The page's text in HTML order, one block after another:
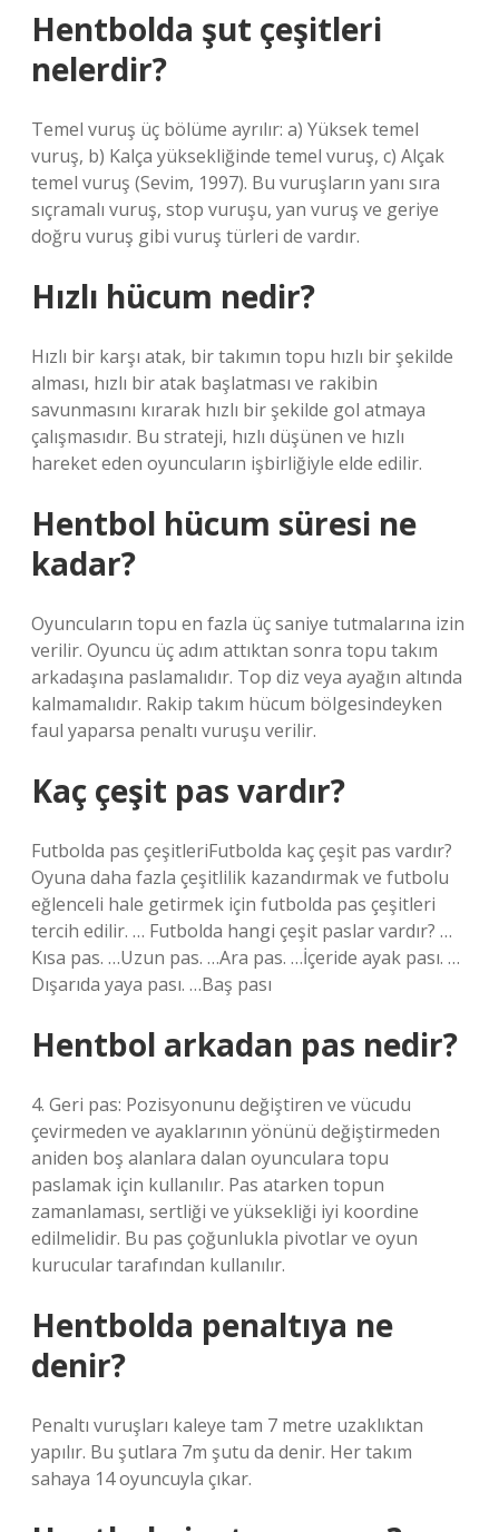
Hentbolda şut çeşitleri
nelerdir?
Temel vuruş üç bölüme ayrılır: a) Yüksek temel
vuruş, b) Kalça yüksekliğinde temel vuruş, c) Alçak
temel vuruş (Sevim, 1997). Bu vuruşların yanı sıra
sıçramalı vuruş, stop vuruşu, yan vuruş ve geriye
doğru vuruş gibi vuruş türleri de vardır.
Hızlı hücum nedir?
Hızlı bir karşı atak, bir takımın topu hızlı bir şekilde
alması, hızlı bir atak başlatması ve rakibin
savunmasını kırarak hızlı bir şekilde gol atmaya
çalışmasıdır. Bu strateji, hızlı düşünen ve hızlı
hareket eden oyuncuların işbirliğiyle elde edilir.
Hentbol hücum süresi ne
kadar?
Oyuncuların topu en fazla üç saniye tutmalarına izin
verilir. Oyuncu üç adım attıktan sonra topu takım
arkadaşına paslamalıdır. Top diz veya ayağın altında
kalmamalıdır. Rakip takım hücum bölgesindeyken
faul yaparsa penaltı vuruşu verilir.
Kaç çeşit pas vardır?
Futbolda pas çeşitleriFutbolda kaç çeşit pas vardır?
Oyuna daha fazla çeşitlilik kazandırmak ve futbolu
eğlenceli hale getirmek için futbolda pas çeşitleri
tercih edilir. … Futbolda hangi çeşit paslar vardır? …
Kısa pas. …Uzun pas. …Ara pas. …İçeride ayak pası. …
Dışarıda yaya pası. …Baş pası
Hentbol arkadan pas nedir?
4. Geri pas: Pozisyonunu değiştiren ve vücudu
çevirmeden ve ayaklarının yönünü değiştirmeden
aniden boş alanlara dalan oyunculara topu
paslamak için kullanılır. Pas atarken topun
zamanlaması, sertliği ve yüksekliği iyi koordine
edilmelidir. Bu pas çoğunlukla pivotlar ve oyun
kurucular tarafından kullanılır.
Hentbolda penaltıya ne
denir?
Penaltı vuruşları kaleye tam 7 metre uzaklıktan
yapılır. Bu şutlara 7m şutu da denir. Her takım
sahaya 14 oyuncuyla çıkar.